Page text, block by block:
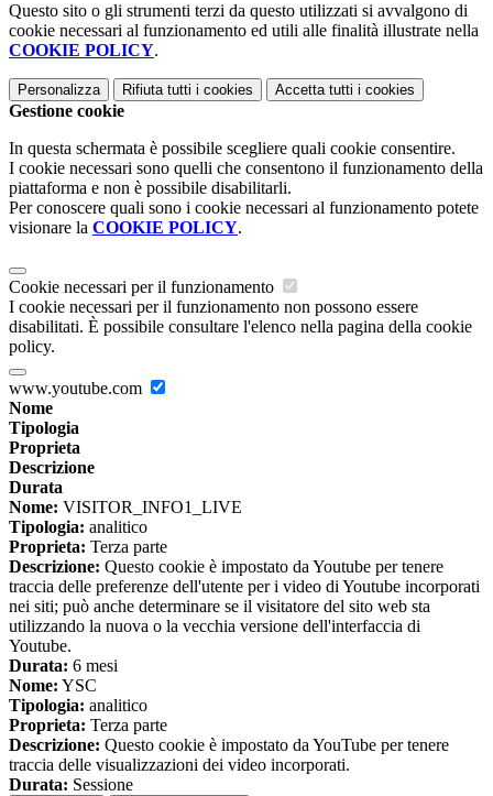
Questo sito o gli strumenti terzi da questo utilizzati si avvalgono di
cookie necessari al funzionamento ed utili alle finalità illustrate nella
COOKIE POLICY.
Personalizza Rifiuta tutti i cookies Accetta tutti i cookies
Gestione cookie
In questa schermata è possibile scegliere quali cookie consentire.
I cookie necessari sono quelli che consentono il funzionamento della
piattaforma e non è possibile disabilitarli.
Per conoscere quali sono i cookie necessari al funzionamento potete
visionare la COOKIE POLICY.
Cookie necessari per il funzionamento
I cookie necessari per il funzionamento non possono essere
disabilitati. È possibile consultare l'elenco nella pagina della cookie
policy.
www.youtube.com
Nome
Tipologia
Proprieta
Descrizione
Durata
Nome: VISITOR_INFO1_LIVE
Tipologia: analitico
Proprieta: Terza parte
Descrizione: Questo cookie è impostato da Youtube per tenere
traccia delle preferenze dell'utente per i video di Youtube incorporati
nei siti; può anche determinare se il visitatore del sito web sta
utilizzando la nuova o la vecchia versione dell'interfaccia di
Youtube.
Durata: 6 mesi
Nome: YSC
Tipologia: analitico
Proprieta: Terza parte
Descrizione: Questo cookie è impostato da YouTube per tenere
traccia delle visualizzazioni dei video incorporati.
Durata: Sessione